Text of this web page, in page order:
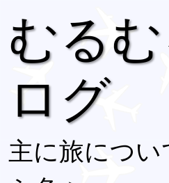
むる
ログ
主に旅につ